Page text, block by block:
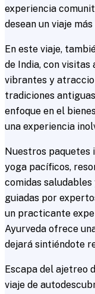
experiencia
desean un viaje
En este viaje,
de India, con
vibrantes y
tradiciones
enfoque en el
una experiencia
Nuestros paquetes
yoga pacíficos,
comidas saludables
guiadas por
un practicante
Ayurveda ofrece
dejará sintiéndote
Escapa del ajetreo
viaje de